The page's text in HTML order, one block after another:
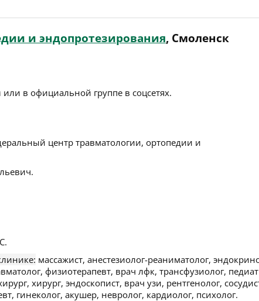
и эндопротезирования, Смоленск
в официальной группе в соцсетях.
центр травматологии, ортопедии и
массажист, анестезиолог-реаниматолог,
физиотерапевт, врач лфк, трансфузиолог,
хирург, эндоскопист, врач узи, рентгенолог,
гинеколог, акушер, невролог, кардиолог, психолог.